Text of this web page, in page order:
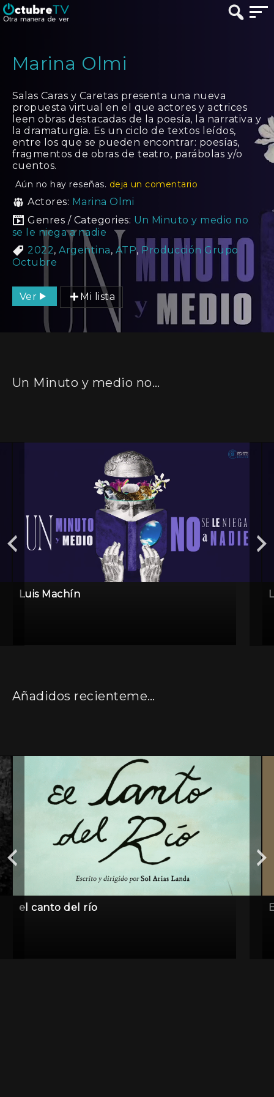
Marina Olmi
Salas Caras y Caretas presenta una nueva
propuesta virtual en el que actores y actrices
leen obras destacadas de la poesía, la narrativa y
la dramaturgia. Es un ciclo de textos leídos,
entre los que se pueden encontrar: poesías,
fragmentos de obras de teatro, parábolas y/o
cuentos.
Aún no hay reseñas. deja un comentario
Actores: Marina Olmi
Genres / Categories: Un Minuto y medio no
se le niega a nadie
2022,Argentina, ATP, Producción Grupo
Octubre
Ver Mi lista
Un Minuto y medio no se le niega a nadie
Luis Machín
Añadidos recientemente
el canto del río